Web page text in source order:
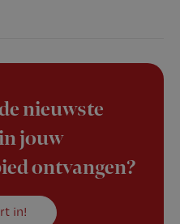
nieuwste
jouw
ontvangen?
in!